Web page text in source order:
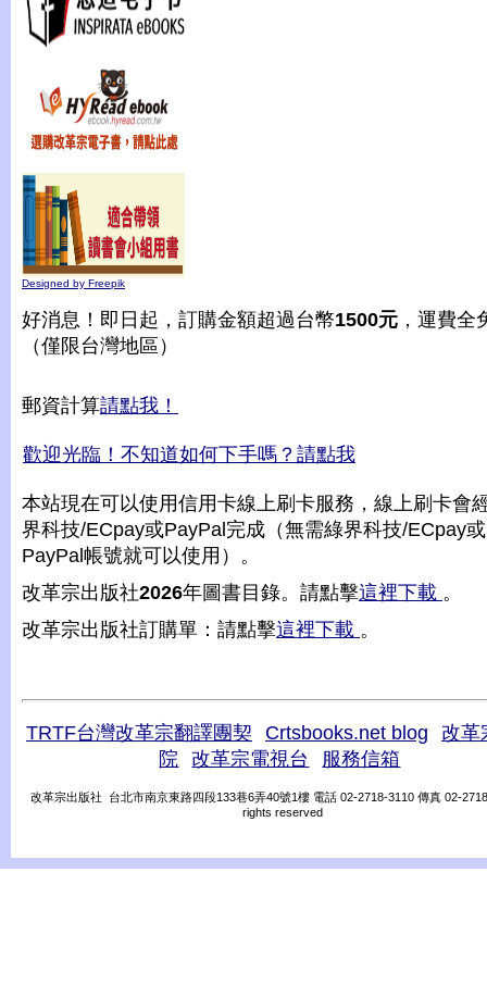
Designed by Freepik
好消息！即日起，訂購金額超過台幣1500元 ，運費全
（僅限台灣地區）
郵資計算請點我！
歡迎光臨！不知道如何下手嗎？請點我
本站現在可以使用信用卡線上刷卡服務，線上刷卡會
界科技/ECpay或PayPal完成（無需綠界科技/ECpay或
PayPal帳號就可以使用）。
改革宗出版社2026年圖書目錄。請點擊這裡下載 。
改革宗出版社訂購單：請點擊這裡下載 。
TRTF台灣改革宗翻譯團契 Crtsbooks.net blog
改革
院
改革宗電視台 服務信箱
改革宗出版社 台北市南京東路四段133巷6弄40號1樓 電話 02-2718-3110 傳真 02-
rights reserved